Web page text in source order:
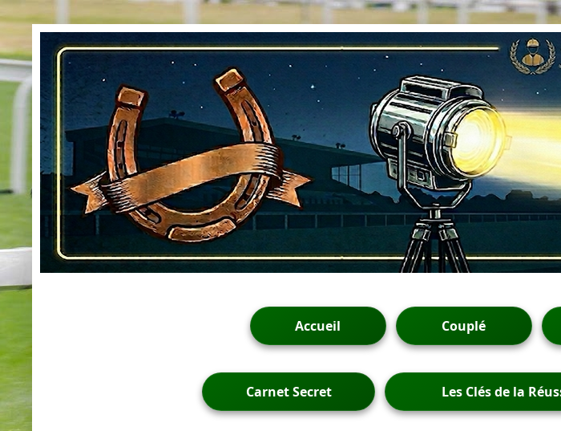
Accueil Couplé
Carnet Secret Les Clés de la